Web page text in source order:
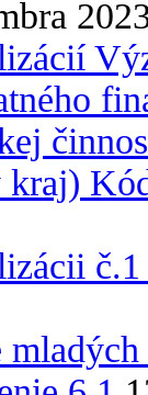
kraj)